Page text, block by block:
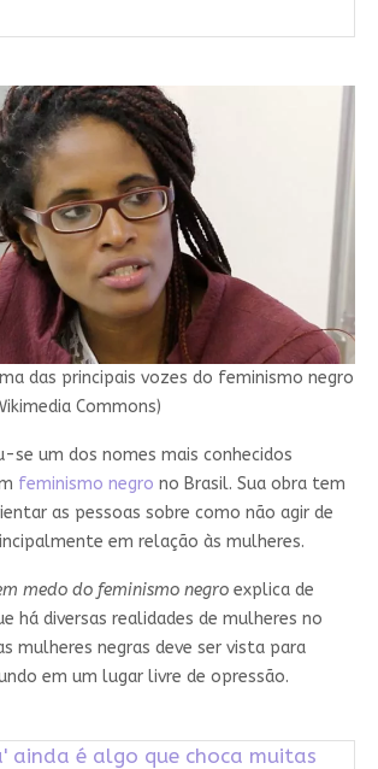
das principais vozes do feminismo negro
Commons)
um dos nomes mais conhecidos
feminismo negro no Brasil. Sua obra tem
as pessoas sobre como não agir de
em relação às mulheres.
medo do feminismo negro explica de
há diversas realidades de mulheres no
mulheres negras deve ser vista para
em um lugar livre de opressão.
ainda é algo que choca muitas